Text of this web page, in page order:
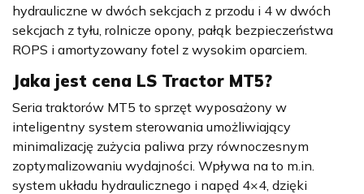
hydrauliczne w dwóch sekcjach z przodu i 4 w dwóch
sekcjach z tyłu, rolnicze opony, pałąk bezpieczeństwa
ROPS i amortyzowany fotel z wysokim oparciem.
Jaka jest cena LS Tractor MT5?
Seria traktorów MT5 to sprzęt wyposażony w
inteligentny system sterowania umożliwiający
minimalizację zużycia paliwa przy równoczesnym
zoptymalizowaniu wydajności. Wpływa na to m.in.
system układu hydraulicznego i napęd 4×4, dzięki